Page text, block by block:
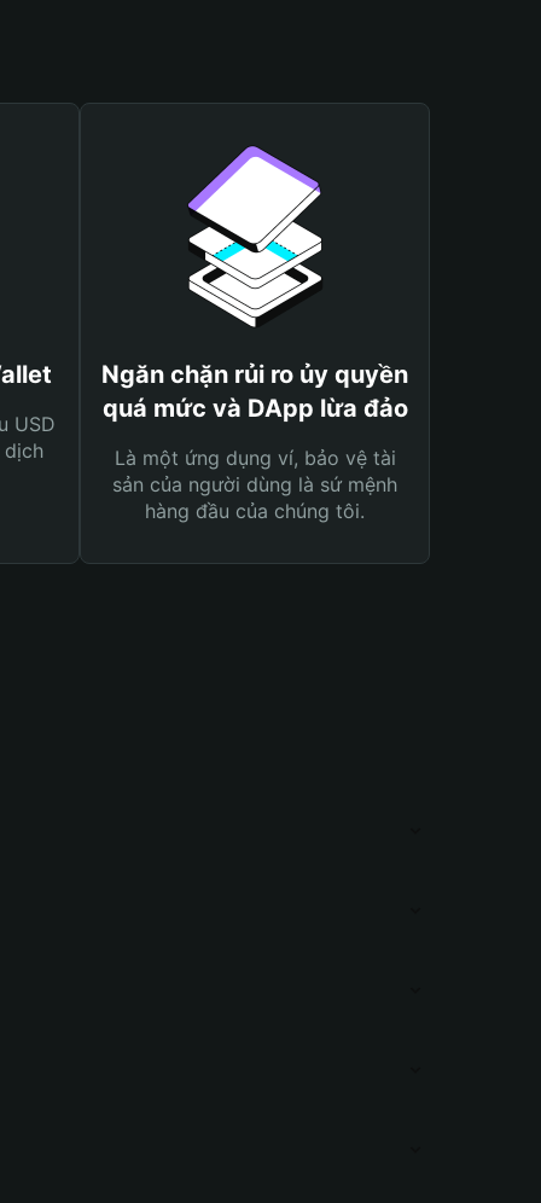
USD
Ngăn chặn rủi ro ủy quyền
quá mức và DApp lừa đảo
Là một ứng dụng ví, bảo vệ tài
sản của người dùng là sứ mệnh
hàng đầu của chúng tôi.